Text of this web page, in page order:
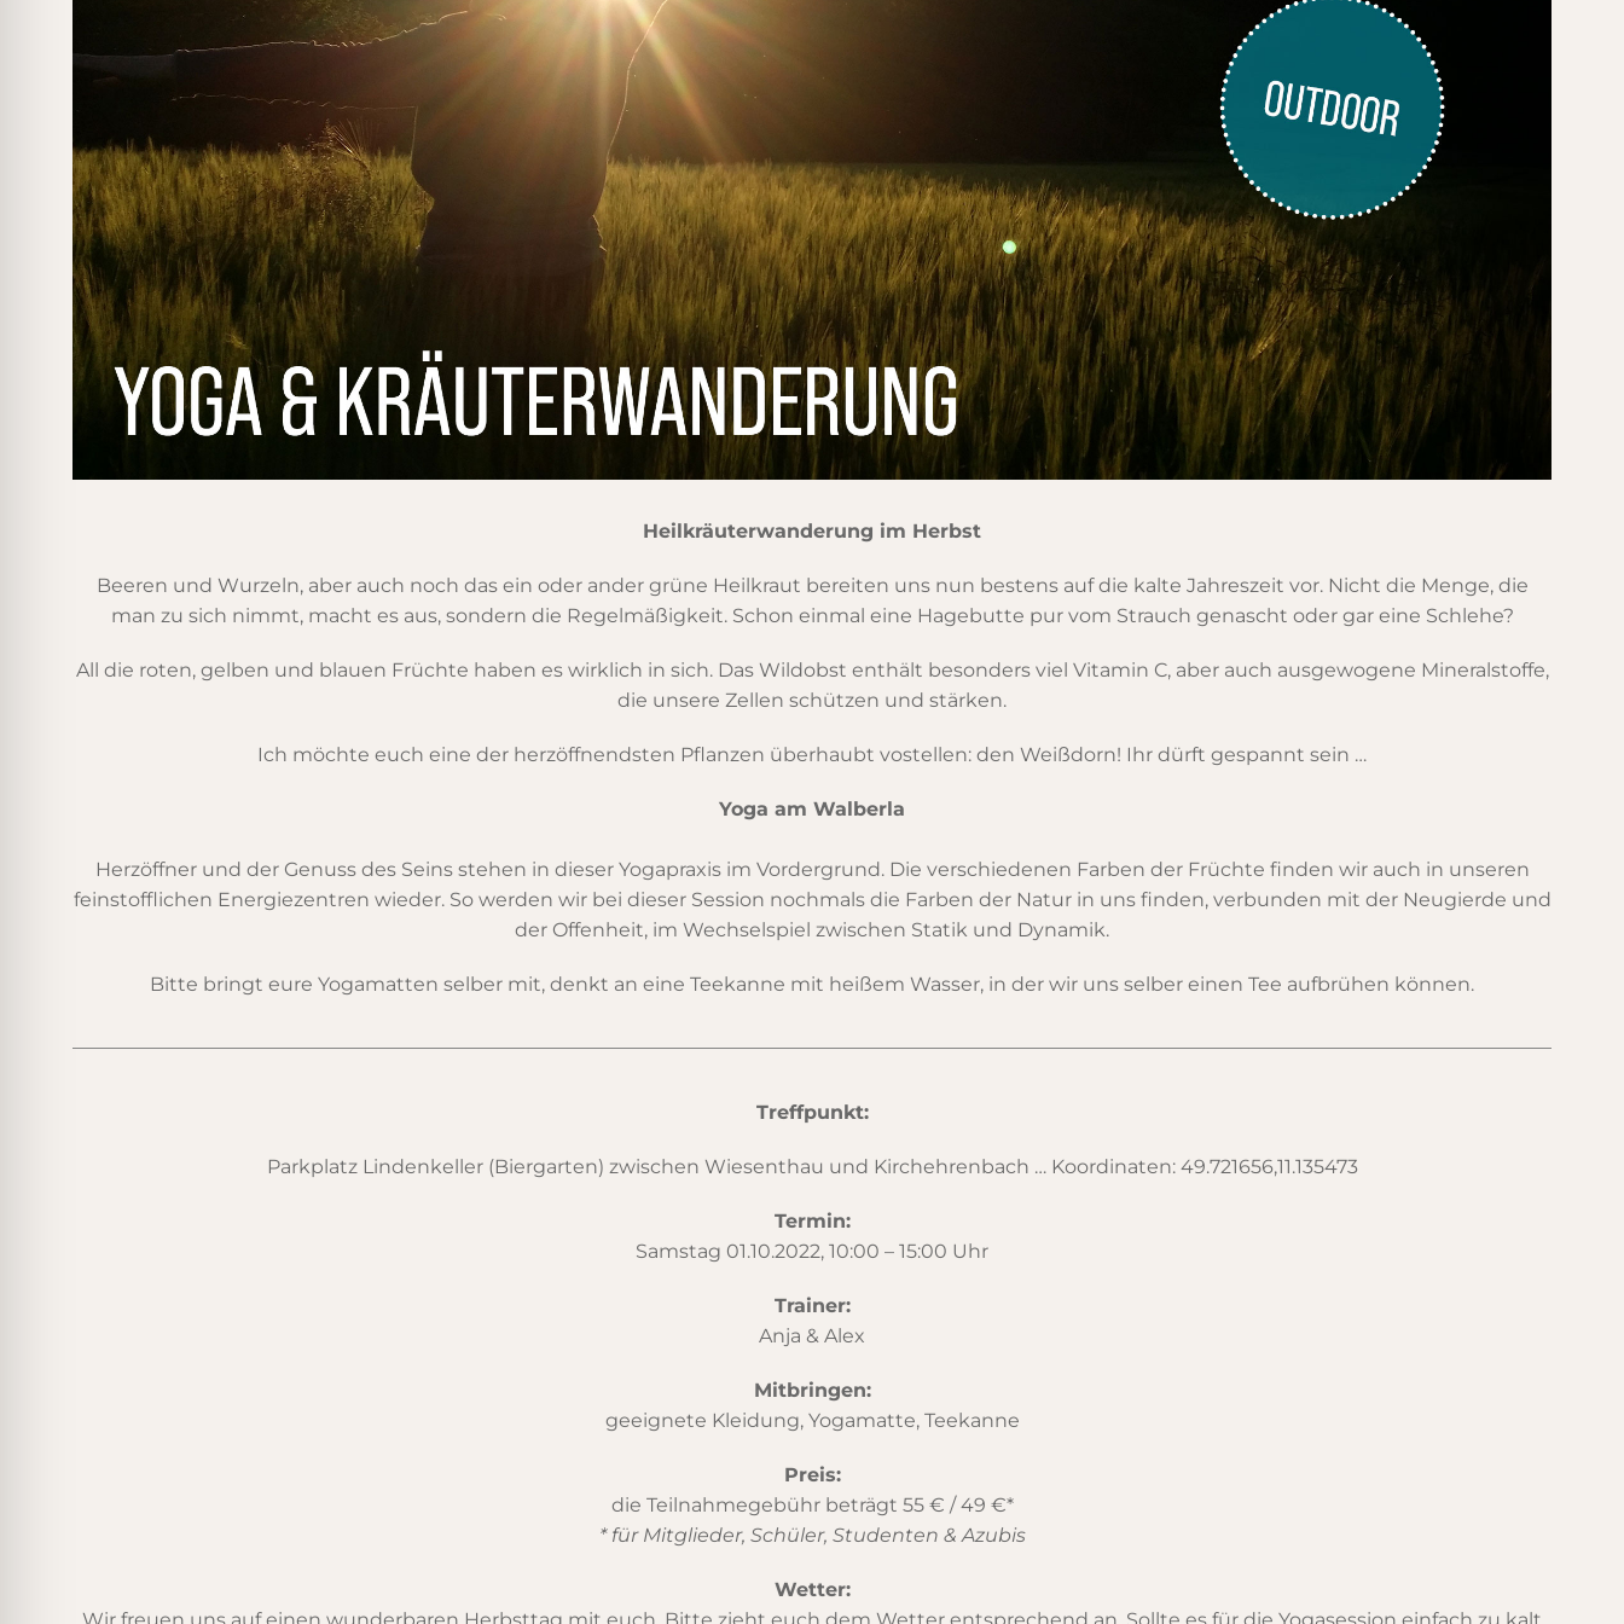
Heilkräuterwanderung im Herbst
Beeren und Wurzeln, aber auch noch das ein oder ander grüne Heilkraut bereiten uns nun bestens auf die kalte Jahreszeit vor. Nicht die Menge, die
man zu sich nimmt, macht es aus, sondern die Regelmäßigkeit. Schon einmal eine Hagebutte pur vom Strauch genascht oder gar eine Schlehe?
All die roten, gelben und blauen Früchte haben es wirklich in sich. Das Wildobst enthält besonders viel Vitamin C, aber auch ausgewogene Mineralstoffe,
die unsere Zellen schützen und stärken.
Ich möchte euch eine der herzöffnendsten Pflanzen überhaubt vostellen: den Weißdorn! Ihr dürft gespannt sein …
Yoga am Walberla
Herzöffner und der Genuss des Seins stehen in dieser Yogapraxis im Vordergrund. Die verschiedenen Farben der Früchte finden wir auch in unseren
feinstofflichen Energiezentren wieder. So werden wir bei dieser Session nochmals die Farben der Natur in uns finden, verbunden mit der Neugierde und
der Offenheit, im Wechselspiel zwischen Statik und Dynamik.
Bitte bringt eure Yogamatten selber mit, denkt an eine Teekanne mit heißem Wasser, in der wir uns selber einen Tee aufbrühen können.
Treffpunkt:
Parkplatz Lindenkeller (Biergarten) zwischen Wiesenthau und Kirchehrenbach … Koordinaten: 49.721656,11.135473
Termin:
Samstag 01.10.2022, 10:00 – 15:00 Uhr
Trainer:
Anja & Alex
Mitbringen:
geeignete Kleidung, Yogamatte, Teekanne
Preis:
die Teilnahmegebühr beträgt 55 € / 49 €*
* für Mitglieder, Schüler, Studenten & Azubis
Wetter: